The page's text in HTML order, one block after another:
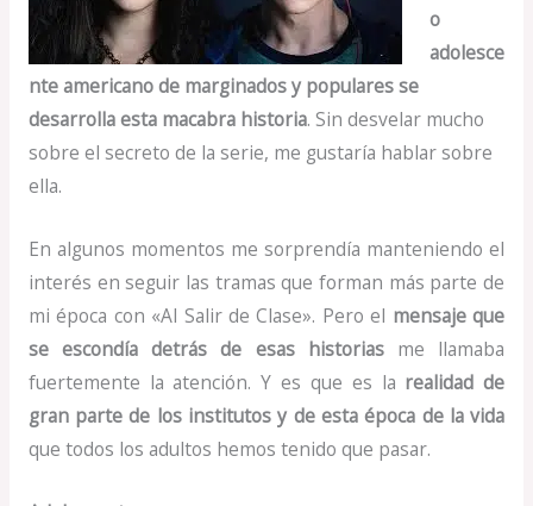
o
adolesce
nte americano de marginados y populares se
desarrolla esta macabra historia. Sin desvelar mucho
sobre el secreto de la serie, me gustaría hablar sobre
ella.
En algunos momentos me sorprendía manteniendo el
interés en seguir las tramas que forman más parte de
mi época con «Al Salir de Clase». Pero el mensaje que
se escondía detrás de esas historias me llamaba
fuertemente la atención. Y es que es la realidad de
gran parte de los institutos y de esta época de la vida
que todos los adultos hemos tenido que pasar.